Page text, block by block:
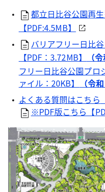
都立日比谷公園再
【PDF:4.5MB】
バリアフリー日比
【PDF：3.72MB】
（
フリー日比谷公園プロ
ァイル：20KB】
（令
よくある質問はこちら
※PDF版こちら【